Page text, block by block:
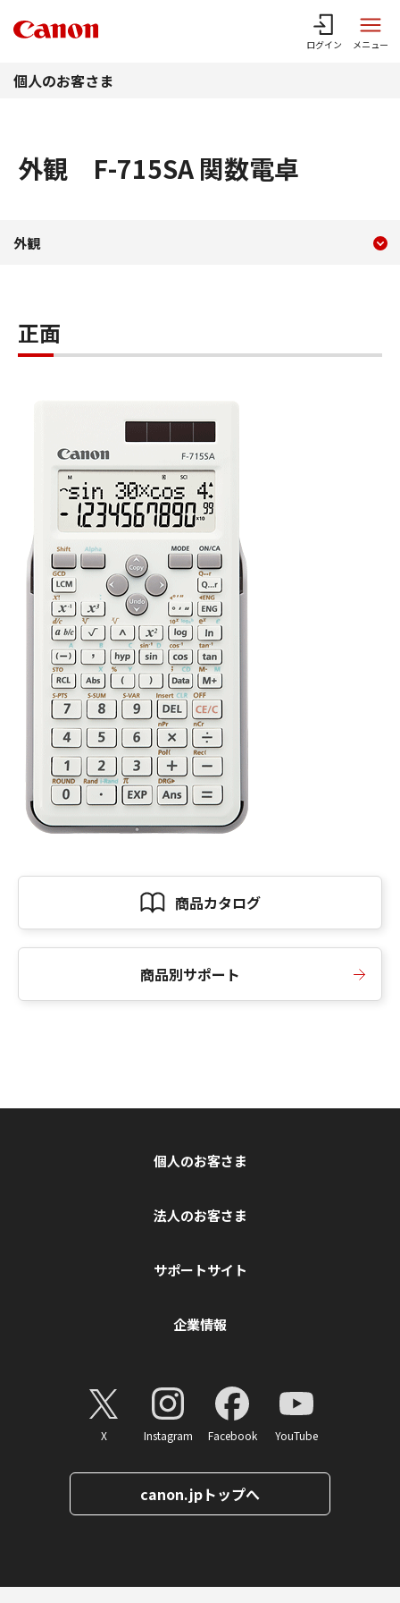
ログイン メニュー
個人のお客さま
外観 F-715SA 関数電卓
外観
正面
商品カタログ
商品別サポート
個人のお客さま
法人のお客さま
サポートサイト
企業情報
X Instagram Facebook YouTube
canon.jpトップへ